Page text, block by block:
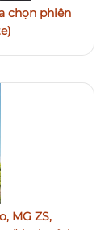
chọn phiên
MG ZS,